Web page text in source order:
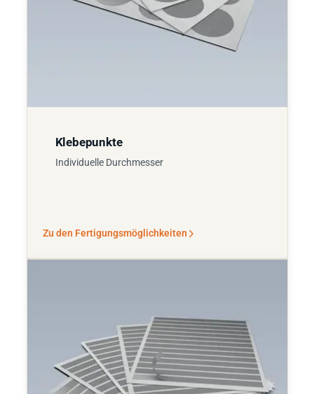
Klebepunkte
Individuelle Durchmesser
Zu den Fertigungsmöglichkeiten